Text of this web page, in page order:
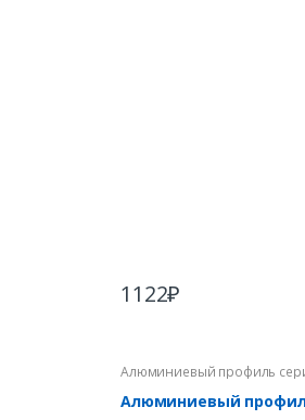
1122₽
Алюминиевый профиль
Алюминиевый